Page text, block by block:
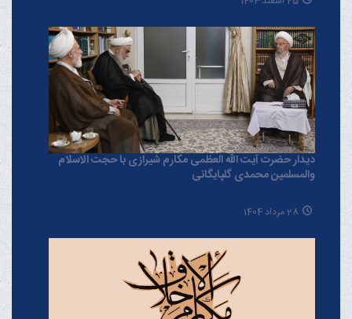
دیدار حضرت آیت الله العظمی مکارم شیرازی با حجت الاسلام
والمسلمین محمدی گلپایگانی
28 مرداد 1404